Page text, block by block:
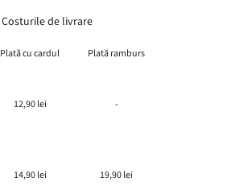
Costurile de livrare
Plată cu cardul
Plată ramburs
12,90 lei -
14,90 lei 19,90 lei